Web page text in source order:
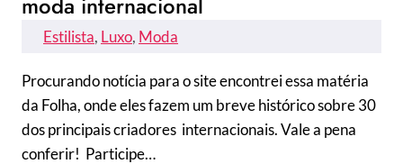
Estilista, Luxo, Moda
Procurando notícia para o site encontrei essa matéria
da Folha, onde eles fazem um breve histórico sobre 30
dos principais criadores internacionais. Vale a pena
conferir! Participe…